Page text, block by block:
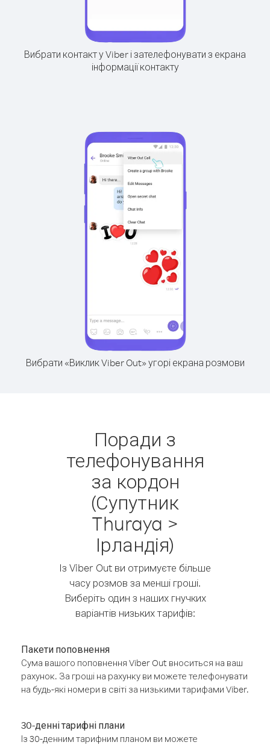
Вибрати контакт у Viber і зателефонувати з екрана
інформації контакту
Вибрати «Виклик Viber Out» угорі екрана розмови
Поради з
телефонування
за кордон
(Супутник
Thuraya >
Ірландія)
Із Viber Out ви отримуєте більше
часу розмов за менші гроші.
Виберіть один з наших гнучких
варіантів низьких тарифів:
Пакети поповнення
Сума вашого поповнення Viber Out вноситься на ваш
рахунок. За гроші на рахунку ви можете телефонувати
на будь-які номери в світі за низькими тарифами Viber.
30-денні тарифні плани
Із 30-денним тарифним планом ви можете